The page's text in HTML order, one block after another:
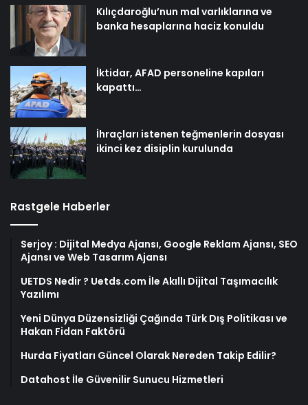
Kılıçdaroğlu’nun mal varlıklarına ve
banka hesaplarına haciz konuldu
İktidar, AFAD personeline kapıları
kapattı…
İhraçları istenen teğmenlerin dosyası
ikinci kez disiplin kurulunda
Rastgele Haberler
Serjoy : Dijital Medya Ajansı, Google Reklam Ajansı, SEO
Ajansı ve Web Tasarım Ajansı
UETDS Nedir ? Uetds.com İle Akıllı Dijital Taşımacılık
Yazılımı
Yeni Dünya Düzensizliği Çağında Türk Dış Politikası ve
Hakan Fidan Faktörü
Hurda Fiyatları Güncel Olarak Nereden Takip Edilir?
Datahost İle Güvenilir Sunucu Hizmetleri